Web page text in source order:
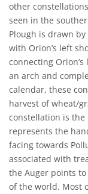
other
seen in the
Plough is drawn
with Orion’s left
connecting
an arch and
calendar, these
harvest of wheat/
constellation is the
represents the
facing towards
associated with
the Auger points
of the world. Most